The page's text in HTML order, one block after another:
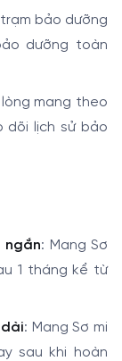
bảo dưỡng
dưỡng toàn
lòng mang theo
dõi lịch sử bảo
ngắn: Mang Sơ
1 tháng kể từ
: Mang Sơ mi
sau khi hoàn